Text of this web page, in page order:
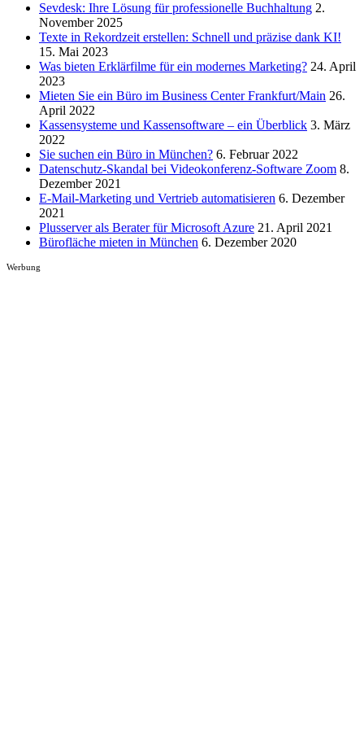
Sevdesk: Ihre Lösung für professionelle Buchhaltung 2.
November 2025
Texte in Rekordzeit erstellen: Schnell und präzise dank KI!
15. Mai 2023
Was bieten Erklärfilme für ein modernes Marketing? 24. April
2023
Mieten Sie ein Büro im Business Center Frankfurt/Main 26.
April 2022
Kassensysteme und Kassensoftware – ein Überblick 3. März
2022
Sie suchen ein Büro in München? 6. Februar 2022
Datenschutz-Skandal bei Videokonferenz-Software Zoom 8.
Dezember 2021
E-Mail-Marketing und Vertrieb automatisieren 6. Dezember
2021
Plusserver als Berater für Microsoft Azure 21. April 2021
Bürofläche mieten in München 6. Dezember 2020
Werbung